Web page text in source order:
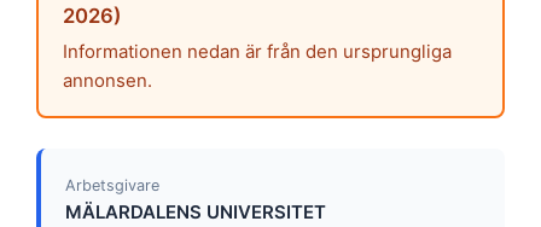
2026)
Informationen nedan är från den ursprungliga
annonsen.
Arbetsgivare
MÄLARDALENS UNIVERSITET